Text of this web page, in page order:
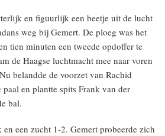
en figuurlijk een beetje uit de lucht
weg bij Gemert. De ploeg was het
tien minuten een tweede opdoffer te
de Haagse luchtmacht mee naar voren
belandde de voorzet van Rachid
en plantte spits Frank van der
bal.
een zucht 1-2. Gemert probeerde zich